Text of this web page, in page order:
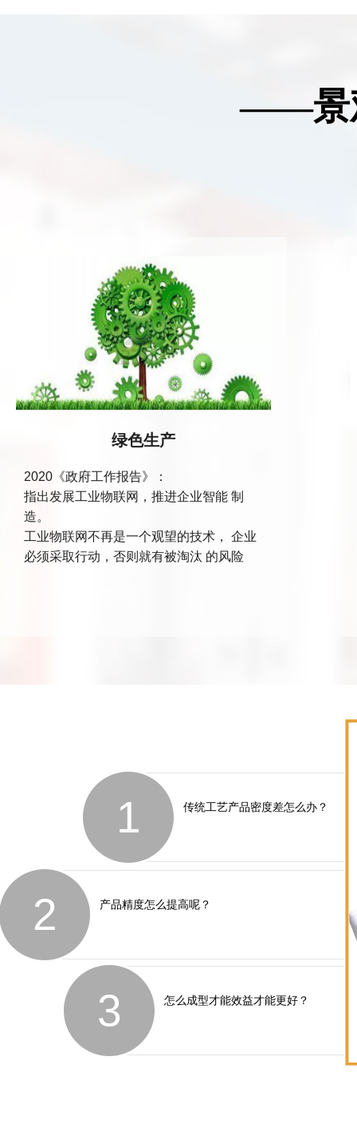
——景
绿色生产
2020《政府工作报告》：
指出发展工业物联网，推进企业智能 制
造。
工业物联网不再是一个观望的技术， 企业
必须采取行动，否则就有被淘汰 的风险
1 传统工艺产品密度差怎么办？
2 产品精度怎么提高呢？
3 怎么成型才能效益才能更好？